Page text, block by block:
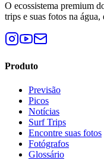
O ecossistema premium
trips e suas fotos na água,
Produto
Previsão
Picos
Notícias
Surf Trips
Encontre suas fotos
Fotógrafos
Glossário